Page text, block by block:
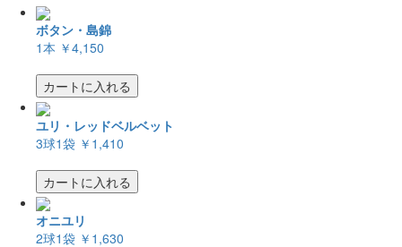
ボタン・島錦
1本 ￥4,150
カートに入れる
ユリ・レッドベルベット
3球1袋 ￥1,410
カートに入れる
オニユリ
2球1袋 ￥1,630